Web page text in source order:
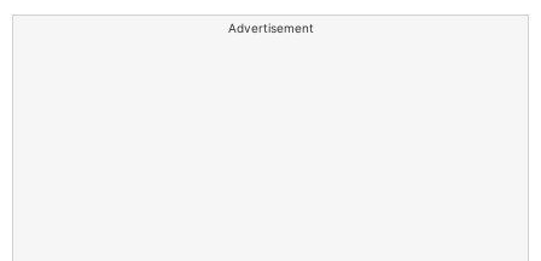
Advertisement